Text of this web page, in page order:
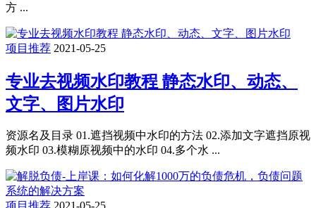
方 ...
项目推荐 2021-05-25
专业去视频水印教程 静态水印、动态、
文字、图片水印
资源名及目录 01.遮挡视频中水印的方法 02.添加文字遮挡原视
频水印 03.模糊原视频中的水印 04.多个水 ...